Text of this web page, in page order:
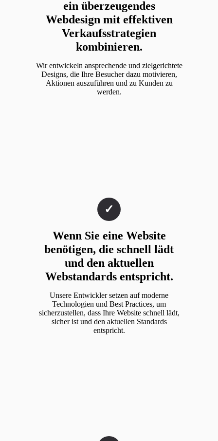
ein überzeugendes
Webdesign mit effektiven
Verkaufsstrategien
kombinieren.
Wir entwickeln ansprechende und zielgerichtete
Designs, die Ihre Besucher dazu motivieren,
Aktionen auszuführen und zu Kunden zu
werden.
Wenn Sie eine Website
benötigen, die schnell lädt
und den aktuellen
Webstandards entspricht.
Unsere Entwickler setzen auf moderne
Technologien und Best Practices, um
sicherzustellen, dass Ihre Website schnell lädt,
sicher ist und den aktuellen Standards
entspricht.